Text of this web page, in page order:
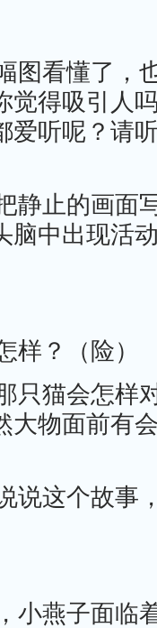
图看懂了，
觉得吸引人
爱听呢？请
静止的画面
脑中出现活
样？（险）
只猫会怎样
大物面前有
说这个故事
小燕子面临